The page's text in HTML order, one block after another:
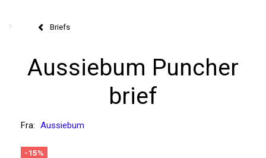
Briefs
Aussiebum Puncher
brief
Fra: Aussiebum
-15%